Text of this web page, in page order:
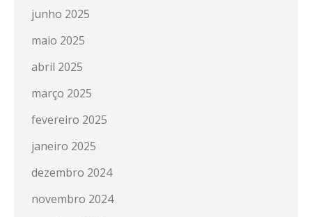
junho 2025
maio 2025
abril 2025
março 2025
fevereiro 2025
janeiro 2025
dezembro 2024
novembro 2024